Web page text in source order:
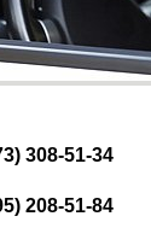
308-51-34
208-51-84